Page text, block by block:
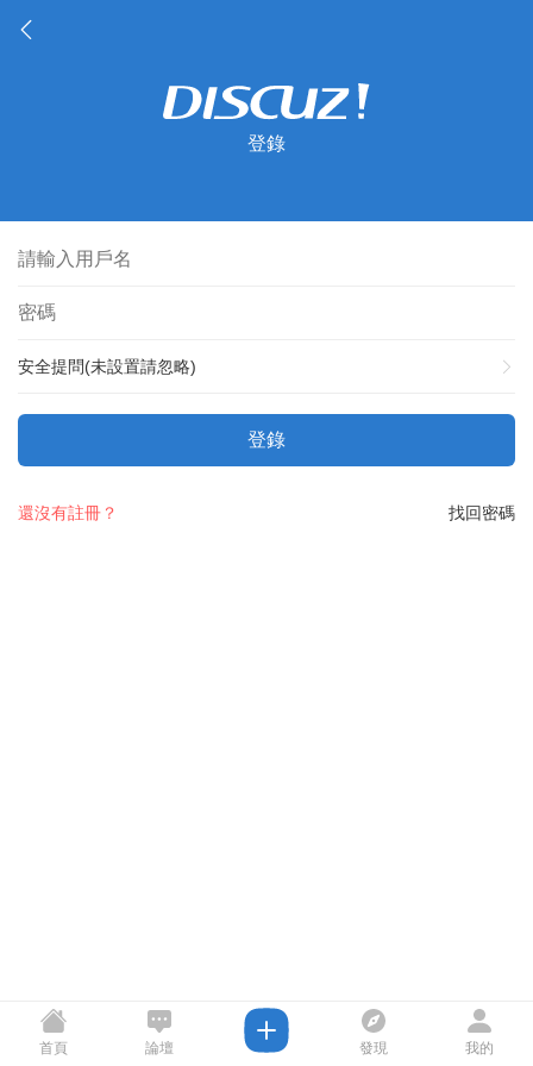
登錄
安全提問(未設置請忽略)
登錄
找回密碼
還沒有註冊？
首頁 論壇 發現 我的